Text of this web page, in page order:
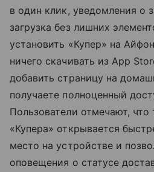
в один клик, уведомления о
загрузка без лишних
установить «Купер» на
ничего скачивать из App
добавить страницу на
получаете полноценный
Пользователи отмечают, что
«Купера» открывается
место на устройстве и
оповещения о статусе